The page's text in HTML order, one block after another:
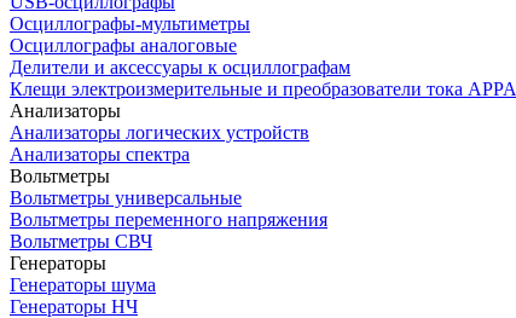
Осциллографы-мультиметры
Осциллографы аналоговые
Делители и аксессуары к осциллографам
Клещи электроизмерительные и преобразователи тока APPA
Анализаторы
Анализаторы логических устройств
Анализаторы спектра
Вольтметры
Вольтметры универсальные
Вольтметры переменного напряжения
Вольтметры СВЧ
Генераторы
Генераторы шума
Генераторы НЧ